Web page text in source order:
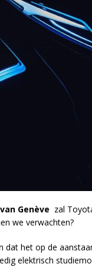
Genève zal
we verwachten?
dat het op de
elektrisch